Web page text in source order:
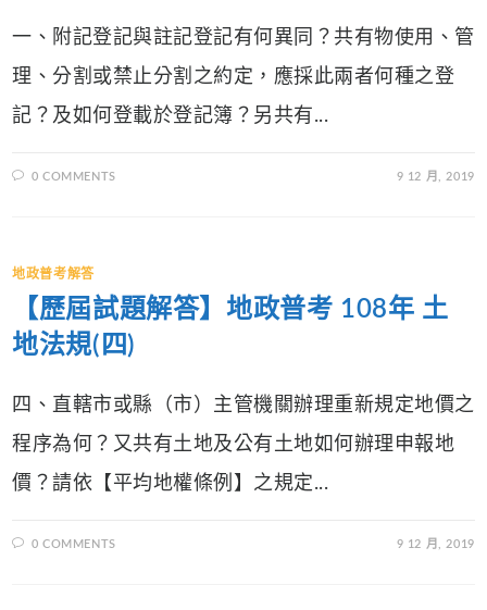
一、附記登記與註記登記有何異同？共有物使用、管
理、分割或禁止分割之約定，應採此兩者何種之登
記？及如何登載於登記簿？另共有...
0 COMMENTS 9 12 月, 2019
地政普考解答
【歷屆試題解答】地政普考 108年 土
地法規(四)
四、直轄市或縣（市）主管機關辦理重新規定地價之
程序為何？又共有土地及公有土地如何辦理申報地
價？請依【平均地權條例】之規定...
0 COMMENTS 9 12 月, 2019